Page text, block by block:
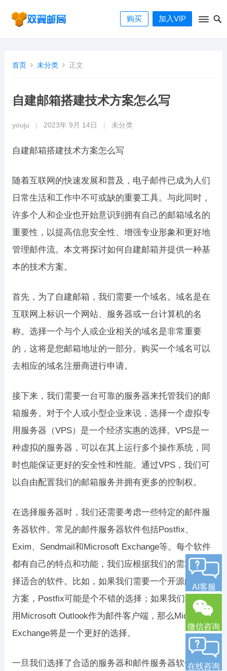
购买 加入VIP
首页 未分类 正文
自建邮箱搭建技术方案怎么写
youju 2023年 9月 14日 未分类
自建邮箱搭建技术方案怎么写
随着互联网的快速发展和普及，电子邮件已成为人们
日常生活和工作中不可或缺的重要工具。与此同时，
许多个人和企业也开始意识到拥有自己的邮箱域名的
重要性，以提高信息安全性、增强专业形象和更好地
管理邮件流。本文将探讨如何自建邮箱并提供一种基
本的技术方案。
首先，为了自建邮箱，我们需要一个域名。域名是在
互联网上标识一个网站、服务器或一台计算机的名
称。选择一个与个人或企业相关的域名是非常重要
的，这将是您邮箱地址的一部分。购买一个域名可以
去相应的域名注册商进行申请。
接下来，我们需要一台可靠的服务器来托管我们的邮
箱服务。对于个人或小型企业来说，选择一个虚拟专
用服务器（VPS）是一个经济实惠的选择。VPS是一
种虚拟的服务器，可以在其上运行多个操作系统，同
时也能保证更好的安全性和性能。通过VPS，我们可
以自由配置我们的邮箱服务并拥有更多的控制权。
在选择服务器时，我们还需要考虑一些特定的邮件服
务器软件。常见的邮件服务器软件包括Postfix、
Exim、Sendmail和Microsoft Exchange等。每个软件
都有自己的特点和功能，我们应根据我们的需求来选
择适合的软件。比如，如果我们需要一个开源的解决
方案，Postfix可能是个不错的选择；如果我们希望使
用Microsoft Outlook作为邮件客户端，那么Microsoft
Exchange将是一个更好的选择。
一旦我们选择了合适的服务器和邮件服务器软件，我
AI客服
微信咨询
在线咨询